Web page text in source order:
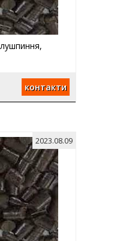
контакти
2023.08.09